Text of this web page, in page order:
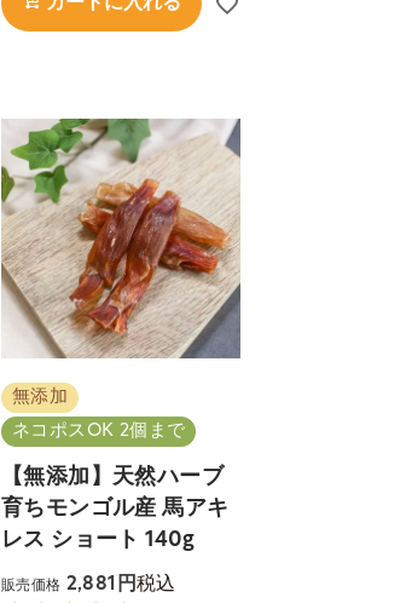
無添加
ネコポスOK 2個まで
【無添加】天然ハーブ
育ちモンゴル産 馬アキ
レス ショート 140g
販売価格 2,881 税込